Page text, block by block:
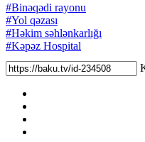
#Binəqədi rayonu
#Yol qəzası
#Həkim səhlənkarlığı
#Kəpəz Hospital